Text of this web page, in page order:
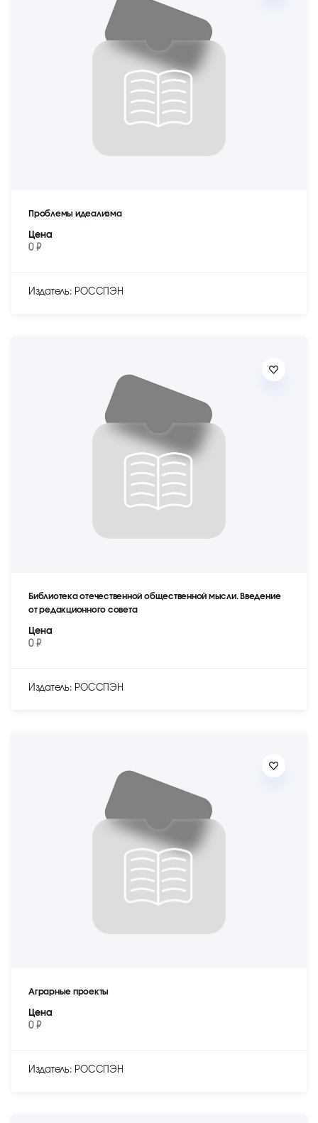
Проблемы идеализма
Цена
0 ₽
Издатель: РОССПЭН
Библиотека отечественной общественной мысли. Введение
от редакционного совета
Цена
0 ₽
Издатель: РОССПЭН
Аграрные проекты
Цена
0 ₽
Издатель: РОССПЭН